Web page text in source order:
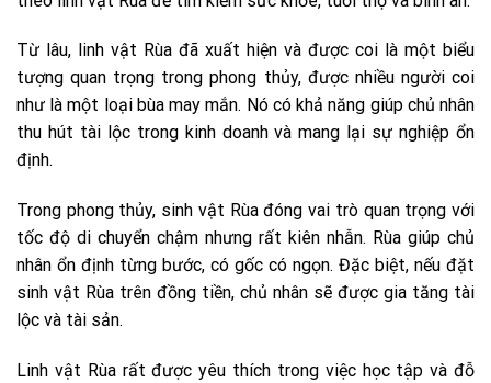
Từ lâu, linh vật Rùa đã xuất hiện và được coi là một biểu
tượng quan trọng trong phong thủy, được nhiều người coi
như là một loại bùa may mắn. Nó có khả năng giúp chủ nhân
thu hút tài lộc trong kinh doanh và mang lại sự nghiệp ổn
định.
Trong phong thủy, sinh vật Rùa đóng vai trò quan trọng với
tốc độ di chuyển chậm nhưng rất kiên nhẫn. Rùa giúp chủ
nhân ổn định từng bước, có gốc có ngọn. Đặc biệt, nếu đặt
sinh vật Rùa trên đồng tiền, chủ nhân sẽ được gia tăng tài
lộc và tài sản.
Linh vật Rùa rất được yêu thích trong việc học tập và đỗ